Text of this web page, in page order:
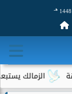
هـ
الزمالك يستبعد 4 لاعبين شباب من حساباته في الموسم الجديد